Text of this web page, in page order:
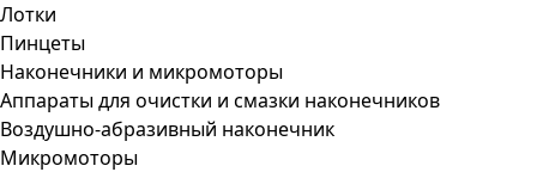
Лотки
Пинцеты
Наконечники и микромоторы
Аппараты для очистки и смазки наконечников
Воздушно-абразивный наконечник
Микромоторы